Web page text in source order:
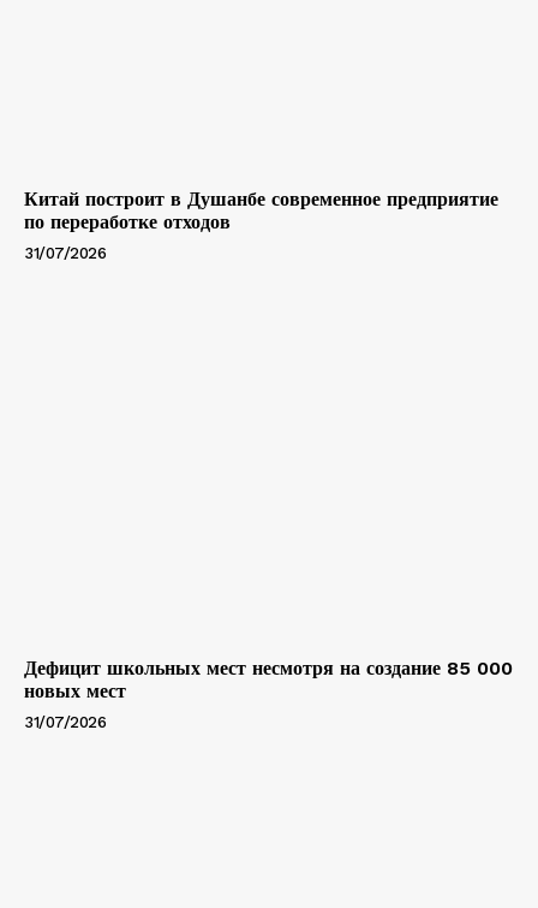
Китай построит в Душанбе современное предприятие
по переработке отходов
31/07/2026
Дефицит школьных мест несмотря на создание 85 000
новых мест
31/07/2026